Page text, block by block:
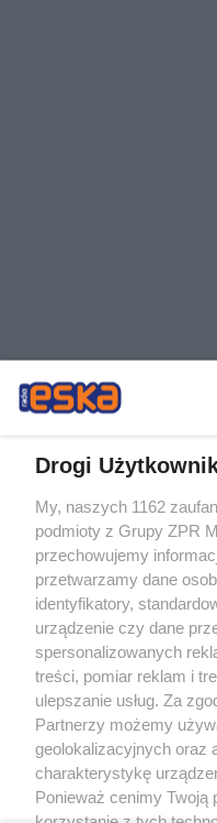
Żaden utwór zamieszczony w
rozpowszechniany lub dalej
tym także elektroniczny lub
eksploatacji w jakiejkolwiek
bez pisemnej zgody
wykorzystanie utworów w
bez właściwej zgody, jest
prawnie.
Drogi
My, naszych 1162
podmioty z Grupy ZPR
przechowujemy
przetwarzamy dane
identyfikatory,
urządzenie czy dane
spersonalizowanych
treści, pomiar reklam i
ulepszanie usług. Za
Partnerzy możemy
geolokalizacyjnych oraz
charakterystykę
Ponieważ cenimy Twoją